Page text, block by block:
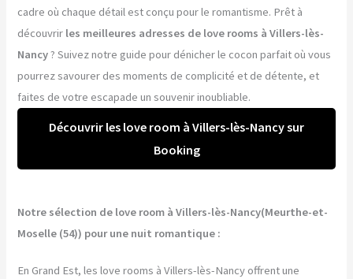
cadre où chaque détail est conçu pour le romantisme. Prêt à
découvrir les meilleures adresses de love rooms à Villers-lès-
Nancy? Suivez notre guide pour dénicher le cocon parfait où vous
pourrez savourer des moments de complicité et de détente, et
faites de votre escapade un souvenir inoubliable.
Découvrir les love room à Villers-lès-Nancy sur
Booking
Notre sélection de love room à Villers-lès-Nancy(Meurthe-et-
Moselle (54)) pour une nuit romantique :
En Grand Est, les love rooms à Villers-lès-Nancy offrent une